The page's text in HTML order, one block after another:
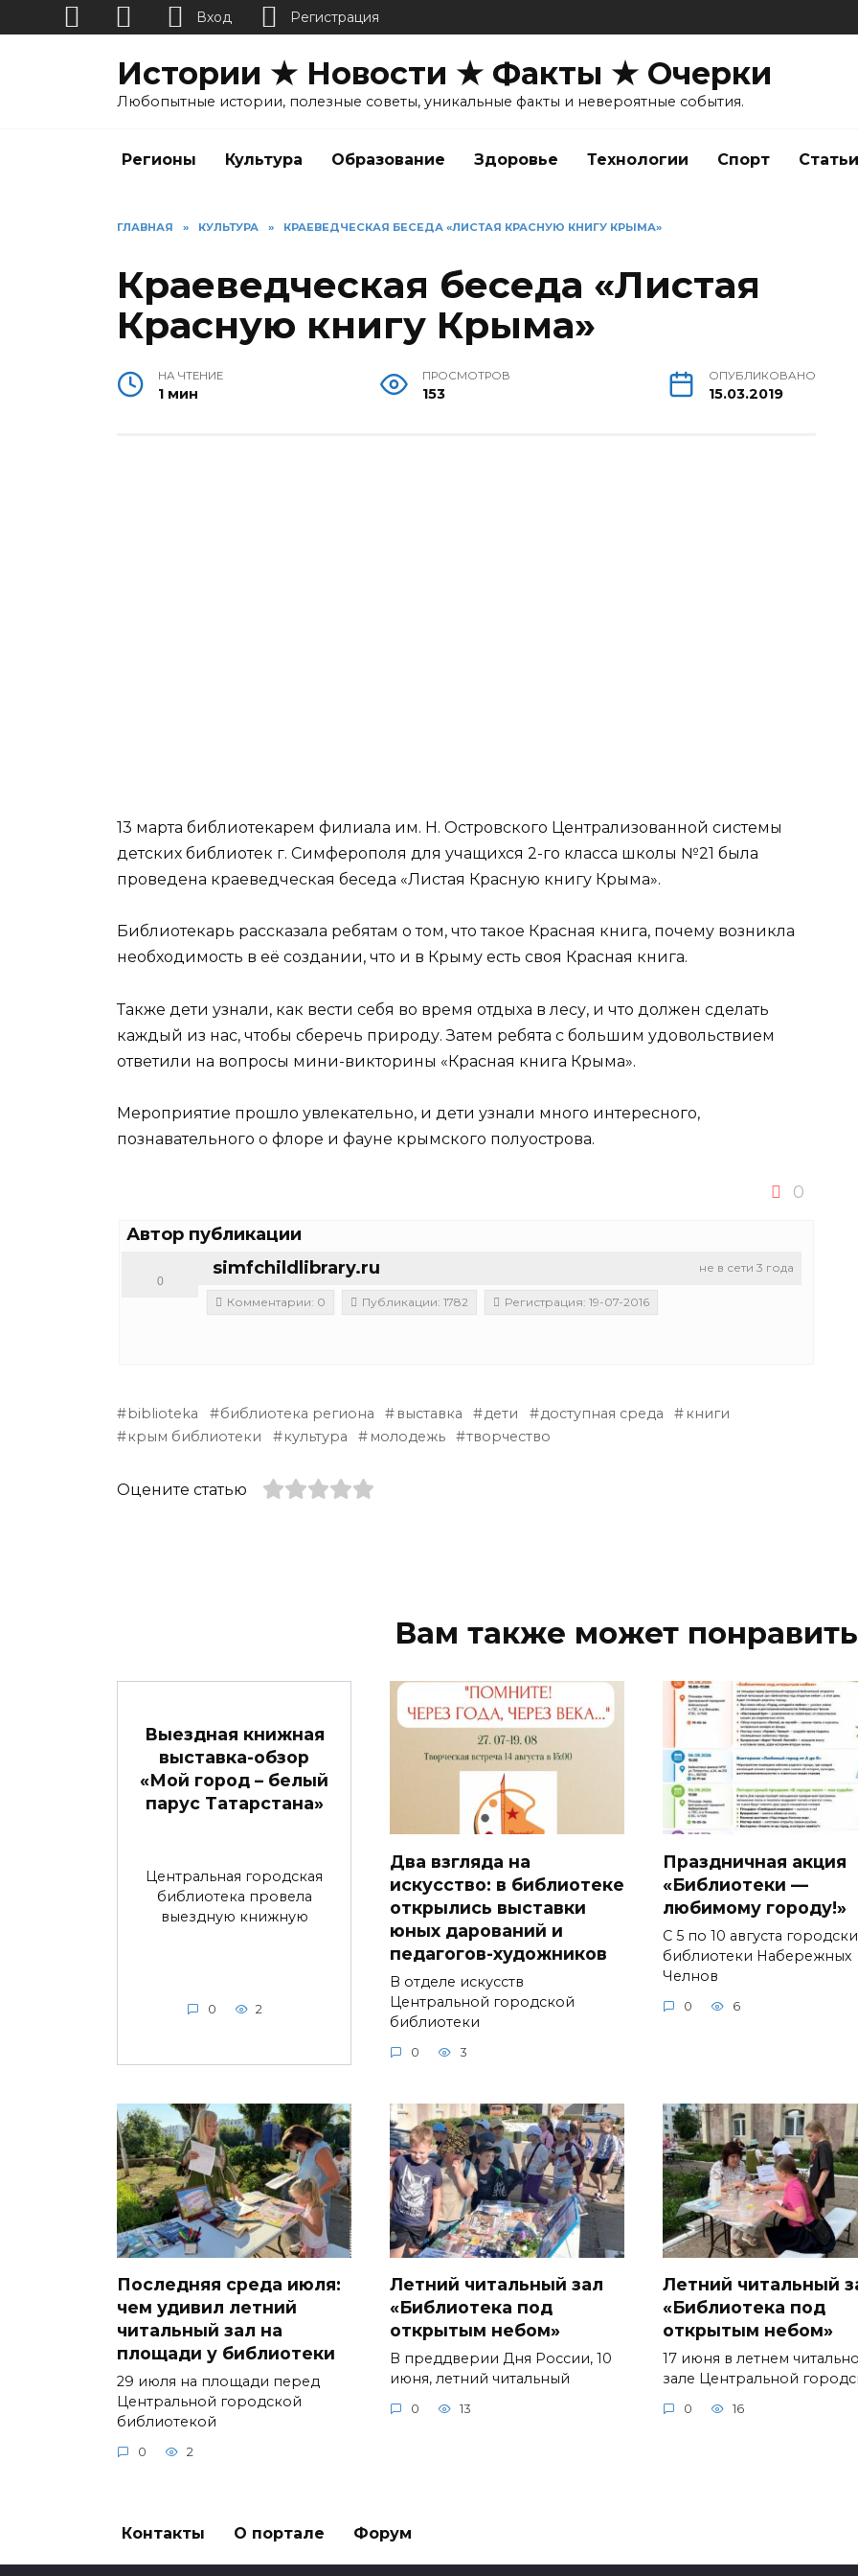
Истории ★ Новости ★ Факты ★ Очерки
Любопытные истории, полезные советы, уникальные факты и невероятные события.
Регионы Культура Образование Здоровье Технологии Спорт Статьи
ГЛАВНАЯ » КУЛЬТУРА » КРАЕВЕДЧЕСКАЯ БЕСЕДА «ЛИСТАЯ КРАСНУЮ КНИГУ КРЫМА»
Краеведческая беседа «Листая
Красную книгу Крыма»
НА ЧТЕНИЕ
1 мин
ПРОСМОТРОВ
153
ОПУБЛИКОВАНО
15.03.2019
13 марта библиотекарем филиала им. Н. Островского Централизованной системы
детских библиотек г. Симферополя для учащихся 2-го класса школы №21 была
проведена краеведческая беседа «Листая Красную книгу Крыма».
Библиотекарь рассказала ребятам о том, что такое Красная книга, почему возникла
необходимость в её создании, что и в Крыму есть своя Красная книга.
Также дети узнали, как вести себя во время отдыха в лесу, и что должен сделать
каждый из нас, чтобы сберечь природу. Затем ребята с большим удовольствием
ответили на вопросы мини-викторины «Красная книга Крыма».
Мероприятие прошло увлекательно, и дети узнали много интересного,
познавательного о флоре и фауне крымского полуострова.
0
Автор публикации
не в сети 3 года
simfchildlibrary.ru
0
Комментарии: 0 Публикации: 1782 Регистрация: 19-07-2016
biblioteka библиотека региона выставка дети доступная среда
книги
крым библиотеки
культура молодежь творчество
Оцените статью
Вам также может
Выездная книжная
выставка-обзор
«Мой город – белый
парус Татарстана»
Центральная городская
библиотека провела
выездную книжную
0 2
Два взгляда на
искусство: в библиотеке
открылись выставки
юных дарований и
педагогов-художников
В отделе искусств
Центральной городской
библиотеки
0 3
Праздничная акция
«Библиотеки —
любимому городу!»
С 5 по 10 августа
библиотеки Набережных
Челнов
0 6
Последняя среда июля:
чем удивил летний
читальный зал на
площади у библиотеки
29 июля на площади перед
Центральной городской
библиотекой
0 2
Летний читальный зал
«Библиотека под
открытым небом»
В преддверии Дня России, 10
июня, летний читальный
0 13
Летний читальный
«Библиотека под
открытым небом»
17 июня в летнем
зале Центральной
0 16
Контакты О портале Форум
Вход Регистрация